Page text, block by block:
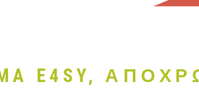
E4SY,